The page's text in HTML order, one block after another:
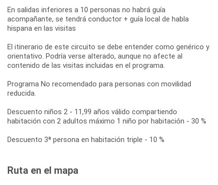
En salidas inferiores a 10 personas no habrá guía
acompañante, se tendrá conductor + guía local de habla
hispana en las visitas
El itinerario de este circuito se debe entender como genérico y
orientativo. Podría verse alterado, aunque no afecte al
contenido de las visitas incluidas en el programa.
Programa No recomendado para personas con movilidad
reducida.
Descuento niños 2 - 11,99 años válido compartiendo
habitación con 2 adultos máximo 1 niño por habitación - 30 %
Descuento 3ª persona en habitación triple - 10 %
Ruta en el mapa